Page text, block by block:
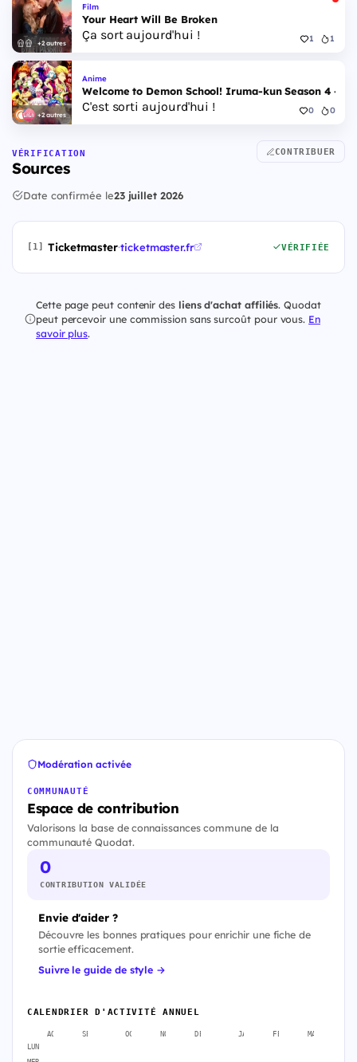
+2 autres
Film
Your Heart Will Be Broken
Ça sort aujourd'hui ! 1 1
+2 autres
Anime
Welcome to Demon School! Iruma-kun Season 4 -
C'est sorti aujourd'hui ! 0 0
VÉRIFICATION
Sources
CONTRIBUER
Date confirmée le23 juillet 2026
[1] Ticketmaster·ticketmaster.fr VÉRIFIÉE
Cette page peut contenir des liens d'achat affiliés. Quodat
peut percevoir une commission sans surcoût pour vous. En
savoir plus.
Modération activée
COMMUNAUTÉ
Espace de contribution
Valorisons la base de connaissances commune de la
communauté Quodat.
0
CONTRIBUTION VALIDÉE
Envie d'aider ?
Découvre les bonnes pratiques pour enrichir une fiche de
sortie efficacement.
Suivre le guide de style →
CALENDRIER D'ACTIVITÉ ANNUEL
AOÛT SEPT. OCT. NOV. DÉC. JANV. FÉVR. MARS
LUN